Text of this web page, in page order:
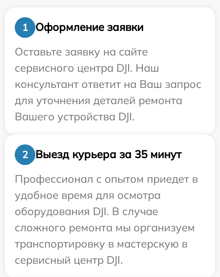
1
Оформление заявки
Оставьте заявку на сайте
сервисного центра DJI. Наш
консультант ответит на Ваш запрос
для уточнения деталей ремонта
Вашего устройства DJI.
2
Выезд курьера за 35 минут
Профессионал с опытом приедет в
удобное время для осмотра
оборудования DJI. В случае
сложного ремонта мы организуем
транспортировку в мастерскую в
сервисный центр DJI.